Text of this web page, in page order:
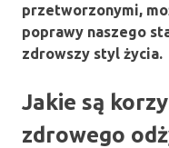
przetworzonymi,
poprawy naszego
zdrowszy styl życia.
Jakie są
zdrowego